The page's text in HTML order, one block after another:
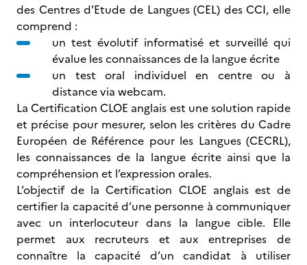
des Centres d’Etude de Langues (CEL) des CCI, elle
comprend :
un test évolutif informatisé et surveillé qui
évalue les connaissances de la langue écrite
un test oral individuel en centre ou à
distance via webcam.
La Certification CLOE anglais est une solution rapide
et précise pour mesurer, selon les critères du Cadre
Européen de Référence pour les Langues (CECRL),
les connaissances de la langue écrite ainsi que la
compréhension et l’expression orales.
L’objectif de la Certification CLOE anglais est de
certifier la capacité d’une personne à communiquer
avec un interlocuteur dans la langue cible. Elle
permet aux recruteurs et aux entreprises de
connaître la capacité d’un candidat à utiliser